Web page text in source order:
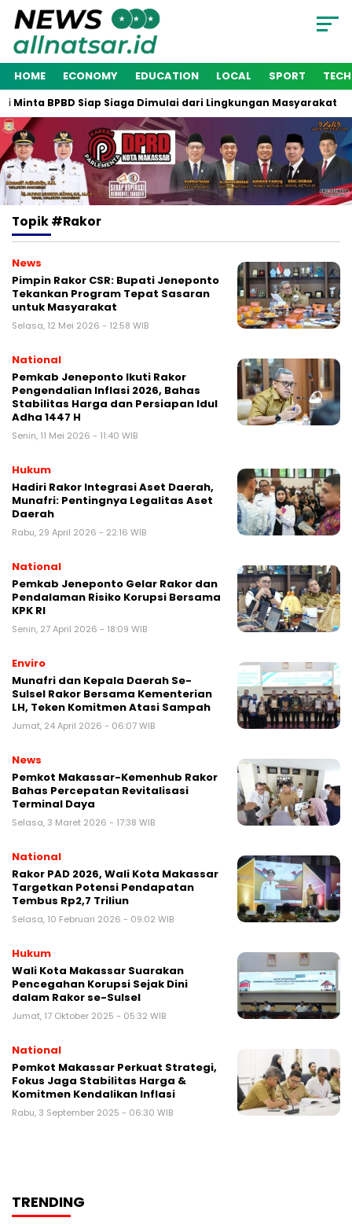
HOME ECONOMY EDUCATION LOCAL SPORT
BPBD Siap Siaga Dimulai dari Lingkungan Masyarakat
Topik#Rakor
News
Pimpin Rakor CSR: Bupati Jeneponto
Tekankan Program Tepat Sasaran
untuk Masyarakat
Selasa, 12 Mei 2026 - 12:58 WIB
National
Pemkab Jeneponto Ikuti Rakor
Pengendalian Inflasi 2026, Bahas
Stabilitas Harga dan Persiapan Idul
Adha 1447 H
Senin, 11 Mei 2026 - 11:40 WIB
Hukum
Hadiri Rakor Integrasi Aset Daerah,
Munafri: Pentingnya Legalitas Aset
Daerah
Rabu, 29 April 2026 - 22:16 WIB
National
Pemkab Jeneponto Gelar Rakor dan
Pendalaman Risiko Korupsi Bersama
KPK RI
Senin, 27 April 2026 - 18:09 WIB
Enviro
Munafri dan Kepala Daerah Se-
Sulsel Rakor Bersama Kementerian
LH, Teken Komitmen Atasi Sampah
Jumat, 24 April 2026 - 06:07 WIB
News
Pemkot Makassar-Kemenhub Rakor
Bahas Percepatan Revitalisasi
Terminal Daya
Selasa, 3 Maret 2026 - 17:38 WIB
National
Rakor PAD 2026, Wali Kota Makassar
Targetkan Potensi Pendapatan
Tembus Rp2,7 Triliun
Selasa, 10 Februari 2026 - 09:02 WIB
Hukum
Wali Kota Makassar Suarakan
Pencegahan Korupsi Sejak Dini
dalam Rakor se-Sulsel
Jumat, 17 Oktober 2025 - 05:32 WIB
National
Pemkot Makassar Perkuat Strategi,
Fokus Jaga Stabilitas Harga &
Komitmen Kendalikan Inflasi
Rabu, 3 September 2025 - 06:30 WIB
TRENDING